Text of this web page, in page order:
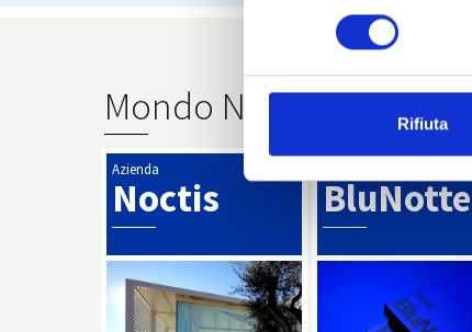
Rifiuta
Mondo Noctis
Azienda
Noctis BluNotte